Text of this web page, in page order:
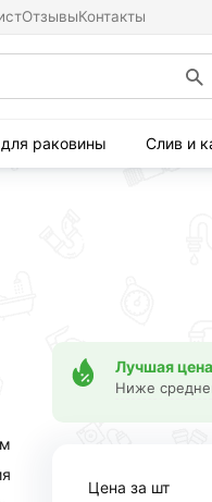
ОтзывыКонтакты
раковины Слив и
Лучшая цена
Ниже
Цена за шт